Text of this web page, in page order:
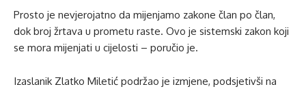
Prosto je nevjerojatno da mijenjamo zakone član po član,
dok broj žrtava u prometu raste. Ovo je sistemski zakon koji
se mora mijenjati u cijelosti – poručio je.
Izaslanik Zlatko Miletić podržao je izmjene, podsjetivši na